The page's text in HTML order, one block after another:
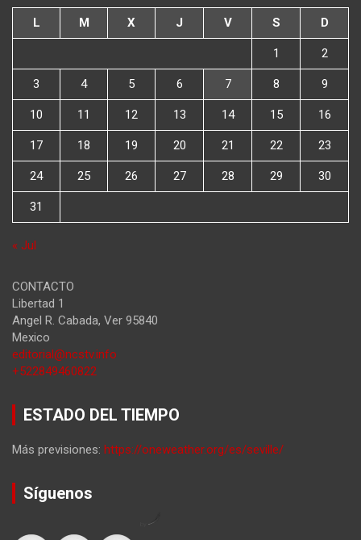
L M X J V S D
1 2
3 4 5 6 7 8 9
10 11 12 13 14 15 16
17 18 19 20 21 22 23
24 25 26 27 28 29 30
31
« Jul
CONTACTO
Libertad 1
Angel R. Cabada, Ver 95840
Mexico
editorial@ncstv.info
+522849460822
ESTADO DEL TIEMPO
Más previsiones: https://oneweather.org/es/seville/
Síguenos